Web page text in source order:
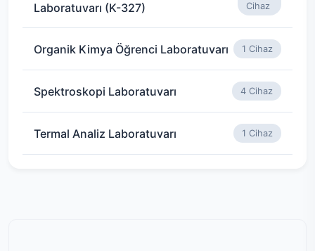
Laboratuvarı (K-327)
Cihaz
Organik Kimya Öğrenci Laboratuvarı 1 Cihaz
Spektroskopi Laboratuvarı 4 Cihaz
Termal Analiz Laboratuvarı 1 Cihaz